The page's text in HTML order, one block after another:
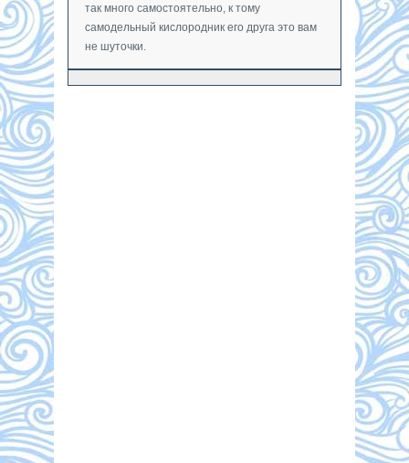
так много самостоятельно, к тому
самодельный кислородник его друга это вам
не шуточки.